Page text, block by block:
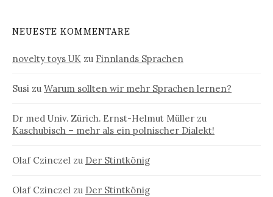
NEUESTE KOMMENTARE
novelty toys UK zu Finnlands Sprachen
Susi zu Warum sollten wir mehr Sprachen lernen?
Dr med Univ. Zürich. Ernst-Helmut Müller zu
Kaschubisch – mehr als ein polnischer Dialekt!
Olaf Czinczel zu Der Stintkönig
Olaf Czinczel zu Der Stintkönig